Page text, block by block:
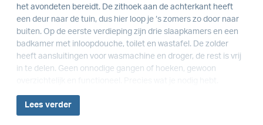
het avondeten bereidt. De zithoek aan de achterkant heeft
een deur naar de tuin, dus hier loop je ‘s zomers zo door naar
buiten. Op de eerste verdieping zijn drie slaapkamers en een
badkamer met inloopdouche, toilet en wastafel. De zolder
heeft aansluitingen voor wasmachine en droger, de rest is vrij
in te delen. Geen onnodige gangen of hoeken, gewoon
Lees verder